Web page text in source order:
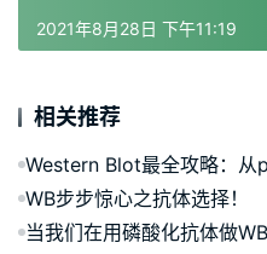
2021年8月28日 下午11:19
相关推荐
Western Blot最全攻略：
WB步步惊心之抗体选择！
当我们在用磷酸化抗体做